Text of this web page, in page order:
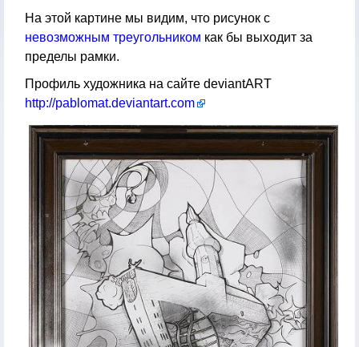
На этой картине мы видим, что рисунок с
невозможным треугольником как бы выходит за
пределы рамки.
Профиль художника на сайте deviantART
http://pablomat.deviantart.com